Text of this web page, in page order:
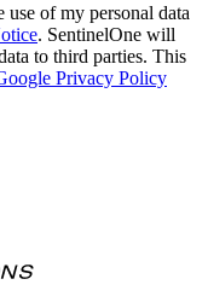
of my personal data
. SentinelOne will
to third parties. This
Privacy Policy